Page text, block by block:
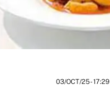
03/OCT/25- 17:29